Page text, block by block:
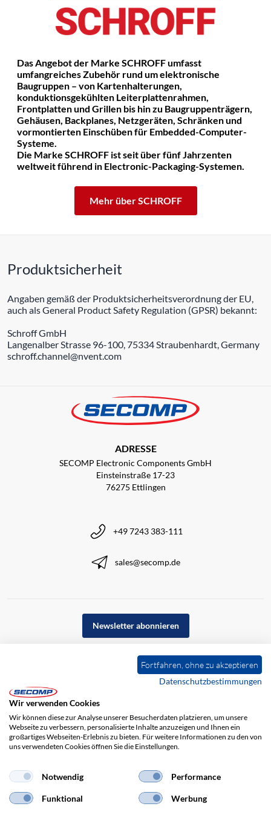
Das Angebot der Marke SCHROFF umfasst
umfangreiches Zubehör rund um elektronische
Baugruppen – von Kartenhalterungen,
konduktionsgekühlten Leiterplattenrahmen,
Frontplatten und Grillen bis hin zu Baugruppenträgern,
Gehäusen, Backplanes, Netzgeräten, Schränken und
vormontierten Einschüben für Embedded-Computer-
Systeme.
Die Marke SCHROFF ist seit über fünf Jahrzenten
weltweit führend in Electronic-Packaging-Systemen.
Mehr über SCHROFF
Produktsicherheit
Angaben gemäß der Produktsicherheitsverordnung der EU,
auch als General Product Safety Regulation (GPSR) bekannt:
Schroff GmbH
Langenalber Strasse 96-100, 75334 Straubenhardt, Germany
schroff.channel@nvent.com
ADRESSE
SECOMP Electronic Components GmbH
Einsteinstraße 17-23
76275 Ettlingen
+49 7243 383-111
sales@secomp.de
Newsletter abonnieren
Impressum Haftungsausschluss
Fortfahren, ohne zu akzeptieren
Datenschutzbestimmungen
Wir verwenden Cookies
Wir können diese zur Analyse unserer Besucherdaten platzieren, um unsere
Webseite zu verbessern, personalisierte Inhalte anzuzeigen und Ihnen ein
großartiges Webseiten-Erlebnis zu bieten. Für weitere Informationen zu den von
uns verwendeten Cookies öffnen Sie die Einstellungen.
Notwendig Performance
Funktional Werbung